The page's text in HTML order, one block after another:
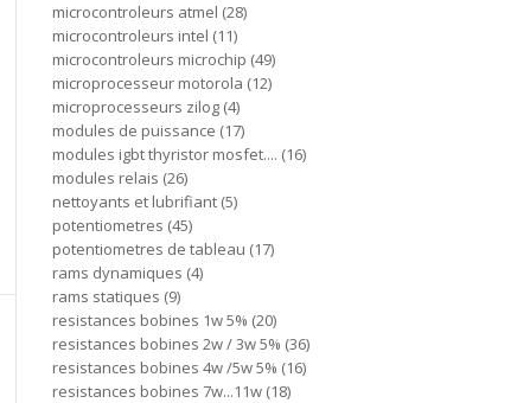
microcontroleurs atmel 28
microcontroleurs intel 11
microcontroleurs microchip 49
microprocesseur motorola 12
microprocesseurs zilog 4
modules de puissance 17
modules igbt thyristor mosfet.... 16
modules relais 26
nettoyants et lubrifiant 5
potentiometres 45
potentiometres de tableau 17
rams dynamiques 4
rams statiques 9
resistances bobines 1w 5% 20
resistances bobines 2w / 3w 5% 36
resistances bobines 4w /5w 5% 16
resistances bobines 7w...11w 18